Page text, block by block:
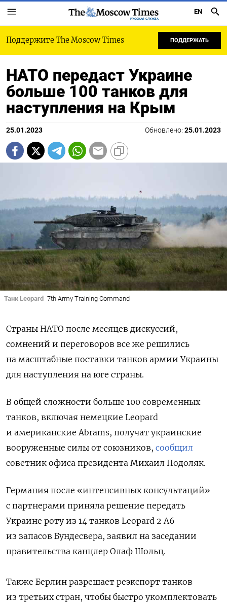
РУССКАЯ СЛУЖБА
EN
Поддержите The Moscow Times ПОДДЕРЖАТЬ
НАТО передаст Украине
больше 100 танков для
наступления на Крым
25.01.2023 Обновлено: 25.01.2023
Танк Leopard 7th Army Training Command
Страны НАТО после месяцев дискуссий,
сомнений и переговоров все же решились
на масштабные поставки танков армии Украины
для наступления на юге страны.
В общей сложности больше 100 современных
танков, включая немецкие Leopard
и американские Abrams, получат украинские
вооруженные силы от союзников, сообщил
советник офиса президента Михаил Подоляк.
Германия после «интенсивных консультаций»
с партнерами приняла решение передать
Украине роту из 14 танков Leopard 2 A6
из запасов Бундесвера, заявил на заседании
правительства канцлер Олаф Шольц.
Также Берлин разрешает реэкспорт танков
из третьих стран, чтобы быстро укомплектовать